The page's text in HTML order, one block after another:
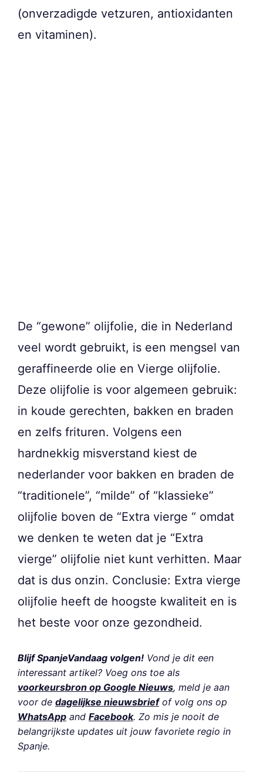
(onverzadigde vetzuren, antioxidanten
en vitaminen).
De “gewone” olijfolie, die in Nederland
veel wordt gebruikt, is een mengsel van
geraffineerde olie en Vierge olijfolie.
Deze olijfolie is voor algemeen gebruik:
in koude gerechten, bakken en braden
en zelfs frituren. Volgens een
hardnekkig misverstand kiest de
nederlander voor bakken en braden de
“traditionele”, “milde” of “klassieke”
olijfolie boven de “Extra vierge “ omdat
we denken te weten dat je “Extra
vierge” olijfolie niet kunt verhitten. Maar
dat is dus onzin. Conclusie: Extra vierge
olijfolie heeft de hoogste kwaliteit en is
het beste voor onze gezondheid.
Blijf SpanjeVandaag volgen! Vond je dit een
interessant artikel? Voeg ons toe als
voorkeursbron op Google Nieuws, meld je aan
voor de dagelijkse nieuwsbriefof volg ons op
WhatsApp and Facebook. Zo mis je nooit de
belangrijkste updates uit jouw favoriete regio in
Spanje.